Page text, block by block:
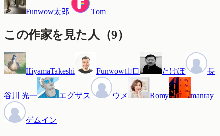
Funwow太郎 Tom
この作家を見た人 （9）
HiyamaTakeshi Funwow山口 たけぽ 長
谷川 光一 エグザス ウメ Romy manray
ゲムイン